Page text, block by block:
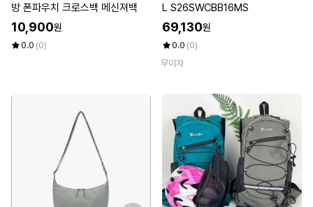
방 폰파우치 크로스백 메신져백
10,900원
0.0 (0)
L S26SWCBB16MS
69,130원
0.0 (0)
무이자